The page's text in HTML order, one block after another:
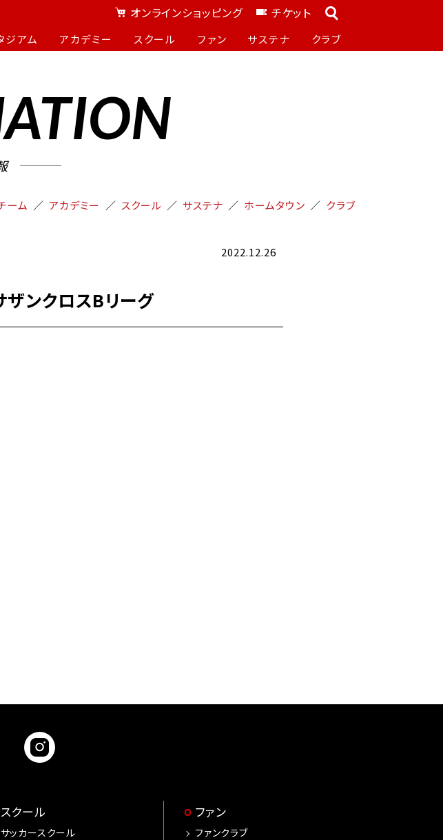
オンラインショッピング チケット
ジアム アカデミー スクール ファン サステナ クラブ
ーム アカデミー スクール サステナ ホームタウン クラブ
2022.12.26
ンクロスBリーグ
スクール
サッカースクール
ファン
ファンクラブ